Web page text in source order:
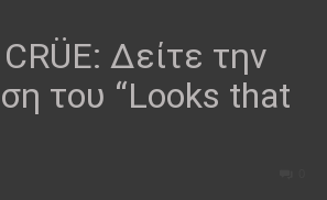
Δείτε την
του “Looks that